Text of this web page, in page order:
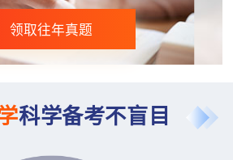
领取往年真题
科学备考不盲目